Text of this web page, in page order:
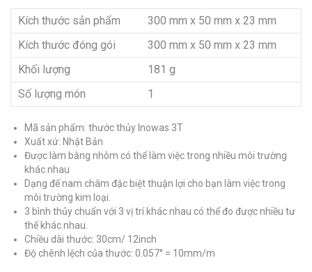
Kích thước sản phẩm
300 mm x 50 mm x 23 mm
Kích thước đóng gói
300 mm x 50 mm x 23 mm
Khối lượng
181 g
Số lượng món
1
Mã sản phẩm: thước thủy Inowas 3T
Xuất xứ: Nhật Bản
Được làm bằng nhôm có thể làm việc trong nhiều môi trường
khác nhau
Dạng đế nam châm đặc biệt thuận lợi cho bạn làm việc trong
môi trường kim loại.
3 bình thủy chuẩn với 3 vị trí khác nhau có thể đo được nhiều tư
thế khác nhau.
Chiều dài thước: 30cm/ 12inch
Độ chênh lệch của thước: 0.057° = 10mm/m